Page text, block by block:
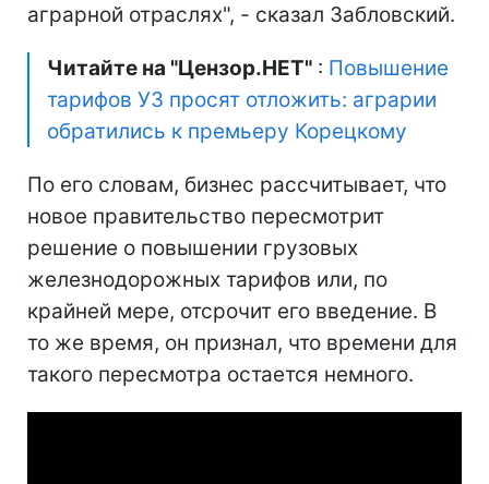
аграрной отраслях", - сказал Забловский.
Читайте на "Цензор.НЕТ" : Повышение
тарифов УЗ просят отложить: аграрии
обратились к премьеру Корецкому
По его словам, бизнес рассчитывает, что
новое правительство пересмотрит
решение о повышении грузовых
железнодорожных тарифов или, по
крайней мере, отсрочит его введение. В
то же время, он признал, что времени для
такого пересмотра остается немного.